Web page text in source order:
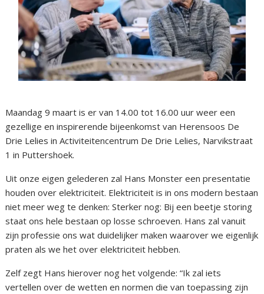
Maandag 9 maart is er van 14.00 tot 16.00 uur weer een
gezellige en inspirerende bijeenkomst van Herensoos De
Drie Lelies in Activiteitencentrum De Drie Lelies, Narvikstraat
1 in Puttershoek.
Uit onze eigen gelederen zal Hans Monster een presentatie
houden over elektriciteit. Elektriciteit is in ons modern bestaan
niet meer weg te denken: Sterker nog: Bij een beetje storing
staat ons hele bestaan op losse schroeven. Hans zal vanuit
zijn professie ons wat duidelijker maken waarover we eigenlijk
praten als we het over elektriciteit hebben.
Zelf zegt Hans hierover nog het volgende: “Ik zal iets
vertellen over de wetten en normen die van toepassing zijn